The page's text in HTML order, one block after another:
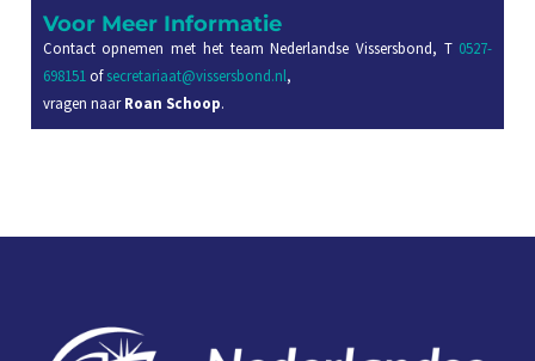
Voor Meer Informatie
Contact opnemen met het team Nederlandse Vissersbond, T 0527-
698151ofsecretariaat@vissersbond.nl,
vragen naarRoan Schoop.